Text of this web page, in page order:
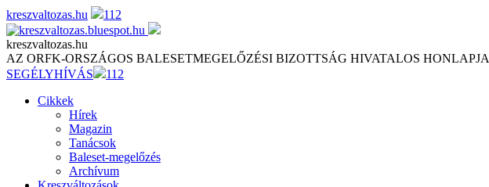
Skip
to
content
kreszvaltozas.hu 112
kreszvaltozas.hu
AZ ORFK-ORSZÁGOS BALESETMEGELŐZÉSI BIZOTTSÁG HIVATALOS HONLAPJA
SEGÉLYHÍVÁS
112
Cikkek
Hírek
Magazin
Tanácsok
Baleset-megelőzés
Archívum